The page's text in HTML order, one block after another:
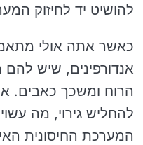
להושיט יד לחיזוק
כאשר אתה אולי
אנדורפינים, שיש
הרוח ומשכך כאבים.
להחליש גירוי, מה
המערכת החיסונית